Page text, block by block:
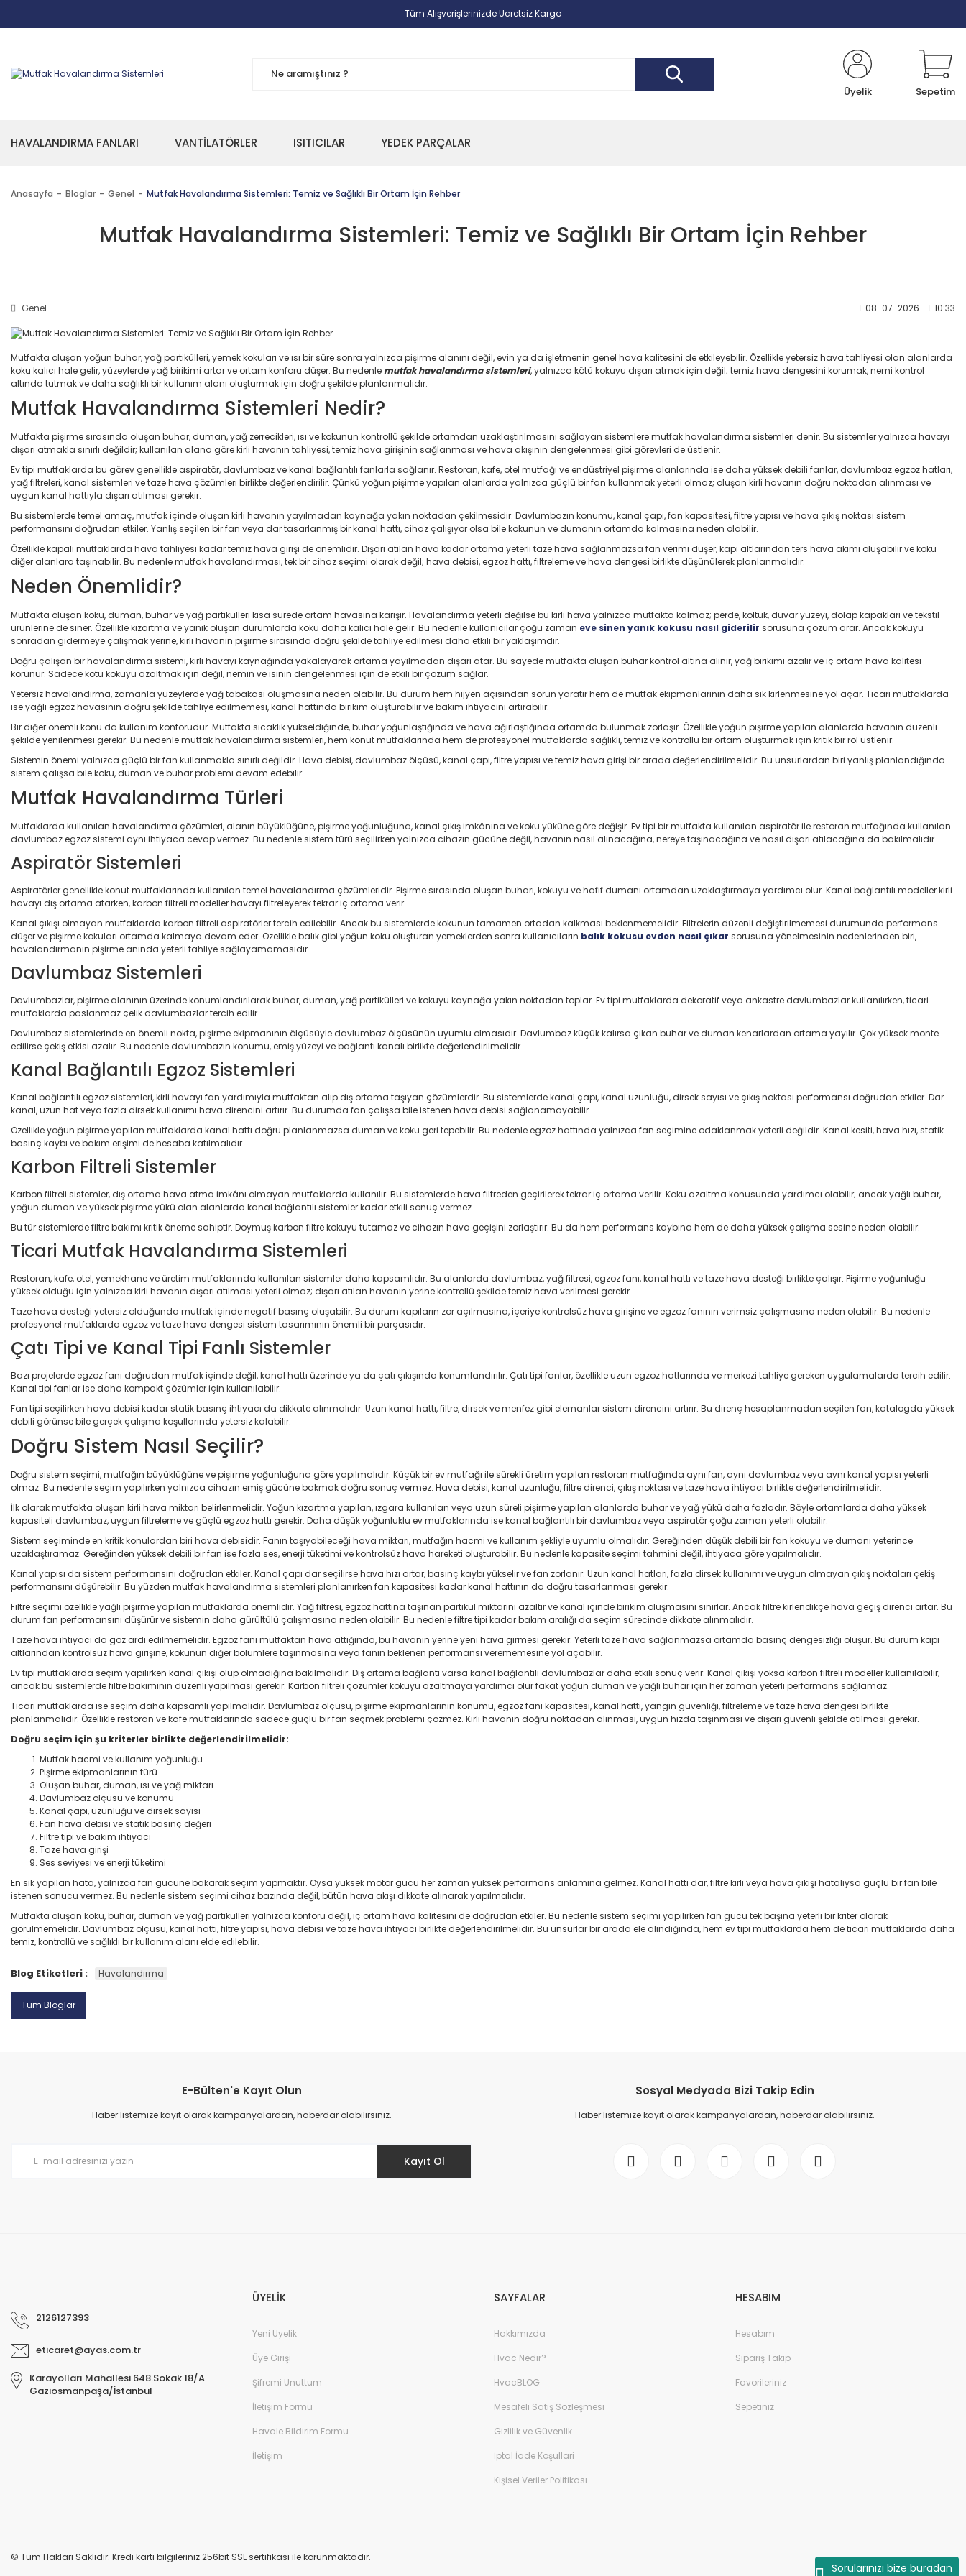
Sorularınızı bize buradan
Tüm Alışverişlerinizde Ücretsiz Kargo
Üyelik Sepetim
HAVALANDIRMA FANLARI VANTİLATÖRLER ISITICILAR YEDEK PARÇALAR
Anasayfa Bloglar Genel Mutfak Havalandırma Sistemleri: Temiz ve Sağlıklı Bir Ortam İçin Rehber
Mutfak Havalandırma Sistemleri: Temiz ve Sağlıklı Bir Ortam İçin Rehber
Genel 08-07-2026 10:33
Mutfakta oluşan yoğun buhar, yağ partikülleri, yemek kokuları ve ısı bir süre sonra yalnızca pişirme alanını değil, evin ya da işletmenin genel hava kalitesini de etkileyebilir. Özellikle yetersiz hava tahliyesi olan alanlarda
koku kalıcı hale gelir, yüzeylerde yağ birikimi artar ve ortam konforu düşer. Bu nedenlemutfak havalandırma sistemleri, yalnızca kötü kokuyu dışarı atmak için değil; temiz hava dengesini korumak, nemi kontrol
altında tutmak ve daha sağlıklı bir kullanım alanı oluşturmak için doğru şekilde planlanmalıdır.
Mutfak Havalandırma Sistemleri Nedir?
Mutfakta pişirme sırasında oluşan buhar, duman, yağ zerrecikleri, ısı ve kokunun kontrollü şekilde ortamdan uzaklaştırılmasını sağlayan sistemlere mutfak havalandırma sistemleri denir. Bu sistemler yalnızca havayı
dışarı atmakla sınırlı değildir; kullanılan alana göre kirli havanın tahliyesi, temiz hava girişinin sağlanması ve hava akışının dengelenmesi gibi görevleri de üstlenir.
Ev tipi mutfaklarda bu görev genellikle aspiratör, davlumbaz ve kanal bağlantılı fanlarla sağlanır. Restoran, kafe, otel mutfağı ve endüstriyel pişirme alanlarında ise daha yüksek debili fanlar, davlumbaz egzoz hatları,
yağ filtreleri, kanal sistemleri ve taze hava çözümleri birlikte değerlendirilir. Çünkü yoğun pişirme yapılan alanlarda yalnızca güçlü bir fan kullanmak yeterli olmaz; oluşan kirli havanın doğru noktadan alınması ve
uygun kanal hattıyla dışarı atılması gerekir.
Bu sistemlerde temel amaç, mutfak içinde oluşan kirli havanın yayılmadan kaynağa yakın noktadan çekilmesidir. Davlumbazın konumu, kanal çapı, fan kapasitesi, filtre yapısı ve hava çıkış noktası sistem
performansını doğrudan etkiler. Yanlış seçilen bir fan veya dar tasarlanmış bir kanal hattı, cihaz çalışıyor olsa bile kokunun ve dumanın ortamda kalmasına neden olabilir.
Özellikle kapalı mutfaklarda hava tahliyesi kadar temiz hava girişi de önemlidir. Dışarı atılan hava kadar ortama yeterli taze hava sağlanmazsa fan verimi düşer, kapı altlarından ters hava akımı oluşabilir ve koku
diğer alanlara taşınabilir. Bu nedenle mutfak havalandırması, tek bir cihaz seçimi olarak değil; hava debisi, egzoz hattı, filtreleme ve hava dengesi birlikte düşünülerek planlanmalıdır.
Neden Önemlidir?
Mutfakta oluşan koku, duman, buhar ve yağ partikülleri kısa sürede ortam havasına karışır. Havalandırma yeterli değilse bu kirli hava yalnızca mutfakta kalmaz; perde, koltuk, duvar yüzeyi, dolap kapakları ve tekstil
ürünlerine de siner. Özellikle kızartma ve yanık oluşan durumlarda koku daha kalıcı hale gelir. Bu nedenle kullanıcılar çoğu zaman eve sinen yanık kokusu nasıl giderilir sorusuna çözüm arar. Ancak kokuyu
sonradan gidermeye çalışmak yerine, kirli havanın pişirme sırasında doğru şekilde tahliye edilmesi daha etkili bir yaklaşımdır.
Doğru çalışan bir havalandırma sistemi, kirli havayı kaynağında yakalayarak ortama yayılmadan dışarı atar. Bu sayede mutfakta oluşan buhar kontrol altına alınır, yağ birikimi azalır ve iç ortam hava kalitesi
korunur. Sadece kötü kokuyu azaltmak için değil, nemin ve ısının dengelenmesi için de etkili bir çözüm sağlar.
Yetersiz havalandırma, zamanla yüzeylerde yağ tabakası oluşmasına neden olabilir. Bu durum hem hijyen açısından sorun yaratır hem de mutfak ekipmanlarının daha sık kirlenmesine yol açar. Ticari mutfaklarda
ise yağlı egzoz havasının doğru şekilde tahliye edilmemesi, kanal hattında birikim oluşturabilir ve bakım ihtiyacını artırabilir.
Bir diğer önemli konu da kullanım konforudur. Mutfakta sıcaklık yükseldiğinde, buhar yoğunlaştığında ve hava ağırlaştığında ortamda bulunmak zorlaşır. Özellikle yoğun pişirme yapılan alanlarda havanın düzenli
şekilde yenilenmesi gerekir. Bu nedenle mutfak havalandırma sistemleri, hem konut mutfaklarında hem de profesyonel mutfaklarda sağlıklı, temiz ve kontrollü bir ortam oluşturmak için kritik bir rol üstlenir.
Sistemin önemi yalnızca güçlü bir fan kullanmakla sınırlı değildir. Hava debisi, davlumbaz ölçüsü, kanal çapı, filtre yapısı ve temiz hava girişi bir arada değerlendirilmelidir. Bu unsurlardan biri yanlış planlandığında
sistem çalışsa bile koku, duman ve buhar problemi devam edebilir.
Mutfak Havalandırma Türleri
Mutfaklarda kullanılan havalandırma çözümleri, alanın büyüklüğüne, pişirme yoğunluğuna, kanal çıkış imkânına ve koku yüküne göre değişir. Ev tipi bir mutfakta kullanılan aspiratör ile restoran mutfağında kullanılan
davlumbaz egzoz sistemi aynı ihtiyaca cevap vermez. Bu nedenle sistem türü seçilirken yalnızca cihazın gücüne değil, havanın nasıl alınacağına, nereye taşınacağına ve nasıl dışarı atılacağına da bakılmalıdır.
Aspiratör Sistemleri
Aspiratörler genellikle konut mutfaklarında kullanılan temel havalandırma çözümleridir. Pişirme sırasında oluşan buharı, kokuyu ve hafif dumanı ortamdan uzaklaştırmaya yardımcı olur. Kanal bağlantılı modeller kirli
havayı dış ortama atarken, karbon filtreli modeller havayı filtreleyerek tekrar iç ortama verir.
Kanal çıkışı olmayan mutfaklarda karbon filtreli aspiratörler tercih edilebilir. Ancak bu sistemlerde kokunun tamamen ortadan kalkması beklenmemelidir. Filtrelerin düzenli değiştirilmemesi durumunda performans
düşer ve pişirme kokuları ortamda kalmaya devam eder. Özellikle balık gibi yoğun koku oluşturan yemeklerden sonra kullanıcıların balık kokusu evden nasıl çıkar sorusuna yönelmesinin nedenlerinden biri,
havalandırmanın pişirme anında yeterli tahliye sağlayamamasıdır.
Davlumbaz Sistemleri
Davlumbazlar, pişirme alanının üzerinde konumlandırılarak buhar, duman, yağ partikülleri ve kokuyu kaynağa yakın noktadan toplar. Ev tipi mutfaklarda dekoratif veya ankastre davlumbazlar kullanılırken, ticari
mutfaklarda paslanmaz çelik davlumbazlar tercih edilir.
Davlumbaz sistemlerinde en önemli nokta, pişirme ekipmanının ölçüsüyle davlumbaz ölçüsünün uyumlu olmasıdır. Davlumbaz küçük kalırsa çıkan buhar ve duman kenarlardan ortama yayılır. Çok yüksek monte
edilirse çekiş etkisi azalır. Bu nedenle davlumbazın konumu, emiş yüzeyi ve bağlantı kanalı birlikte değerlendirilmelidir.
Kanal Bağlantılı Egzoz Sistemleri
Kanal bağlantılı egzoz sistemleri, kirli havayı fan yardımıyla mutfaktan alıp dış ortama taşıyan çözümlerdir. Bu sistemlerde kanal çapı, kanal uzunluğu, dirsek sayısı ve çıkış noktası performansı doğrudan etkiler. Dar
kanal, uzun hat veya fazla dirsek kullanımı hava direncini artırır. Bu durumda fan çalışsa bile istenen hava debisi sağlanamayabilir.
Özellikle yoğun pişirme yapılan mutfaklarda kanal hattı doğru planlanmazsa duman ve koku geri tepebilir. Bu nedenle egzoz hattında yalnızca fan seçimine odaklanmak yeterli değildir. Kanal kesiti, hava hızı, statik
basınç kaybı ve bakım erişimi de hesaba katılmalıdır.
Karbon Filtreli Sistemler
Karbon filtreli sistemler, dış ortama hava atma imkânı olmayan mutfaklarda kullanılır. Bu sistemlerde hava filtreden geçirilerek tekrar iç ortama verilir. Koku azaltma konusunda yardımcı olabilir; ancak yağlı buhar,
yoğun duman ve yüksek pişirme yükü olan alanlarda kanal bağlantılı sistemler kadar etkili sonuç vermez.
Bu tür sistemlerde filtre bakımı kritik öneme sahiptir. Doymuş karbon filtre kokuyu tutamaz ve cihazın hava geçişini zorlaştırır. Bu da hem performans kaybına hem de daha yüksek çalışma sesine neden olabilir.
Ticari Mutfak Havalandırma Sistemleri
Restoran, kafe, otel, yemekhane ve üretim mutfaklarında kullanılan sistemler daha kapsamlıdır. Bu alanlarda davlumbaz, yağ filtresi, egzoz fanı, kanal hattı ve taze hava desteği birlikte çalışır. Pişirme yoğunluğu
yüksek olduğu için yalnızca kirli havanın dışarı atılması yeterli olmaz; dışarı atılan havanın yerine kontrollü şekilde temiz hava verilmesi gerekir.
Taze hava desteği yetersiz olduğunda mutfak içinde negatif basınç oluşabilir. Bu durum kapıların zor açılmasına, içeriye kontrolsüz hava girişine ve egzoz fanının verimsiz çalışmasına neden olabilir. Bu nedenle
profesyonel mutfaklarda egzoz ve taze hava dengesi sistem tasarımının önemli bir parçasıdır.
Çatı Tipi ve Kanal Tipi Fanlı Sistemler
Bazı projelerde egzoz fanı doğrudan mutfak içinde değil, kanal hattı üzerinde ya da çatı çıkışında konumlandırılır. Çatı tipi fanlar, özellikle uzun egzoz hatlarında ve merkezi tahliye gereken uygulamalarda tercih edilir.
Kanal tipi fanlar ise daha kompakt çözümler için kullanılabilir.
Fan tipi seçilirken hava debisi kadar statik basınç ihtiyacı da dikkate alınmalıdır. Uzun kanal hattı, filtre, dirsek ve menfez gibi elemanlar sistem direncini artırır. Bu direnç hesaplanmadan seçilen fan, katalogda yüksek
debili görünse bile gerçek çalışma koşullarında yetersiz kalabilir.
Doğru Sistem Nasıl Seçilir?
Doğru sistem seçimi, mutfağın büyüklüğüne ve pişirme yoğunluğuna göre yapılmalıdır. Küçük bir ev mutfağı ile sürekli üretim yapılan restoran mutfağında aynı fan, aynı davlumbaz veya aynı kanal yapısı yeterli
olmaz. Bu nedenle seçim yapılırken yalnızca cihazın emiş gücüne bakmak doğru sonuç vermez. Hava debisi, kanal uzunluğu, filtre direnci, çıkış noktası ve taze hava ihtiyacı birlikte değerlendirilmelidir.
İlk olarak mutfakta oluşan kirli hava miktarı belirlenmelidir. Yoğun kızartma yapılan, ızgara kullanılan veya uzun süreli pişirme yapılan alanlarda buhar ve yağ yükü daha fazladır. Böyle ortamlarda daha yüksek
kapasiteli davlumbaz, uygun filtreleme ve güçlü egzoz hattı gerekir. Daha düşük yoğunluklu ev mutfaklarında ise kanal bağlantılı bir davlumbaz veya aspiratör çoğu zaman yeterli olabilir.
Sistem seçiminde en kritik konulardan biri hava debisidir. Fanın taşıyabileceği hava miktarı, mutfağın hacmi ve kullanım şekliyle uyumlu olmalıdır. Gereğinden düşük debili bir fan kokuyu ve dumanı yeterince
uzaklaştıramaz. Gereğinden yüksek debili bir fan ise fazla ses, enerji tüketimi ve kontrolsüz hava hareketi oluşturabilir. Bu nedenle kapasite seçimi tahmini değil, ihtiyaca göre yapılmalıdır.
Kanal yapısı da sistem performansını doğrudan etkiler. Kanal çapı dar seçilirse hava hızı artar, basınç kaybı yükselir ve fan zorlanır. Uzun kanal hatları, fazla dirsek kullanımı ve uygun olmayan çıkış noktaları çekiş
performansını düşürebilir. Bu yüzden mutfak havalandırma sistemleri planlanırken fan kapasitesi kadar kanal hattının da doğru tasarlanması gerekir.
Filtre seçimi özellikle yağlı pişirme yapılan mutfaklarda önemlidir. Yağ filtresi, egzoz hattına taşınan partikül miktarını azaltır ve kanal içinde birikim oluşmasını sınırlar. Ancak filtre kirlendikçe hava geçiş direnci artar. Bu
durum fan performansını düşürür ve sistemin daha gürültülü çalışmasına neden olabilir. Bu nedenle filtre tipi kadar bakım aralığı da seçim sürecinde dikkate alınmalıdır.
Taze hava ihtiyacı da göz ardı edilmemelidir. Egzoz fanı mutfaktan hava attığında, bu havanın yerine yeni hava girmesi gerekir. Yeterli taze hava sağlanmazsa ortamda basınç dengesizliği oluşur. Bu durum kapı
altlarından kontrolsüz hava girişine, kokunun diğer bölümlere taşınmasına veya fanın beklenen performansı verememesine yol açabilir.
Ev tipi mutfaklarda seçim yapılırken kanal çıkışı olup olmadığına bakılmalıdır. Dış ortama bağlantı varsa kanal bağlantılı davlumbazlar daha etkili sonuç verir. Kanal çıkışı yoksa karbon filtreli modeller kullanılabilir;
ancak bu sistemlerde filtre bakımının düzenli yapılması gerekir. Karbon filtreli çözümler kokuyu azaltmaya yardımcı olur fakat yoğun duman ve yağlı buhar için her zaman yeterli performans sağlamaz.
Ticari mutfaklarda ise seçim daha kapsamlı yapılmalıdır. Davlumbaz ölçüsü, pişirme ekipmanlarının konumu, egzoz fanı kapasitesi, kanal hattı, yangın güvenliği, filtreleme ve taze hava dengesi birlikte
planlanmalıdır. Özellikle restoran ve kafe mutfaklarında sadece güçlü bir fan seçmek problemi çözmez. Kirli havanın doğru noktadan alınması, uygun hızda taşınması ve dışarı güvenli şekilde atılması gerekir.
Doğru seçim için şu kriterler birlikte değerlendirilmelidir:
Mutfak hacmi ve kullanım yoğunluğu
Pişirme ekipmanlarının türü
Oluşan buhar, duman, ısı ve yağ miktarı
Davlumbaz ölçüsü ve konumu
Kanal çapı, uzunluğu ve dirsek sayısı
Fan hava debisi ve statik basınç değeri
Filtre tipi ve bakım ihtiyacı
Taze hava girişi
Ses seviyesi ve enerji tüketimi
En sık yapılan hata, yalnızca fan gücüne bakarak seçim yapmaktır. Oysa yüksek motor gücü her zaman yüksek performans anlamına gelmez. Kanal hattı dar, filtre kirli veya hava çıkışı hatalıysa güçlü bir fan bile
istenen sonucu vermez. Bu nedenle sistem seçimi cihaz bazında değil, bütün hava akışı dikkate alınarak yapılmalıdır.
Mutfakta oluşan koku, buhar, duman ve yağ partikülleri yalnızca konforu değil, iç ortam hava kalitesini de doğrudan etkiler. Bu nedenle sistem seçimi yapılırken fan gücü tek başına yeterli bir kriter olarak
görülmemelidir. Davlumbaz ölçüsü, kanal hattı, filtre yapısı, hava debisi ve taze hava ihtiyacı birlikte değerlendirilmelidir. Bu unsurlar bir arada ele alındığında, hem ev tipi mutfaklarda hem de ticari mutfaklarda daha
temiz, kontrollü ve sağlıklı bir kullanım alanı elde edilebilir.
Blog Etiketleri : Havalandırma
Tüm Bloglar
E-Bülten'e Kayıt Olun
Haber listemize kayıt olarak kampanyalardan, haberdar olabilirsiniz.
Kayıt Ol
Sosyal Medyada Bizi Takip Edin
Haber listemize kayıt olarak kampanyalardan, haberdar olabilirsiniz.
2126127393
eticaret@ayas.com.tr
Karayolları Mahallesi 648.Sokak 18/A
Gaziosmanpaşa/İstanbul
ÜYELİK
Yeni Üyelik
Üye Girişi
Şifremi Unuttum
İletişim Formu
Havale Bildirim Formu
İletişim
SAYFALAR
Hakkımızda
Hvac Nedir?
HvacBLOG
Mesafeli Satış Sözleşmesi
Gizlilik ve Güvenlik
İptal İade Koşullari
Kişisel Veriler Politikası
HESABIM
Hesabım
Sipariş Takip
Favorileriniz
Sepetiniz
© Tüm Hakları Saklıdır. Kredi kartı bilgileriniz 256bit SSL sertifikası ile korunmaktadır.